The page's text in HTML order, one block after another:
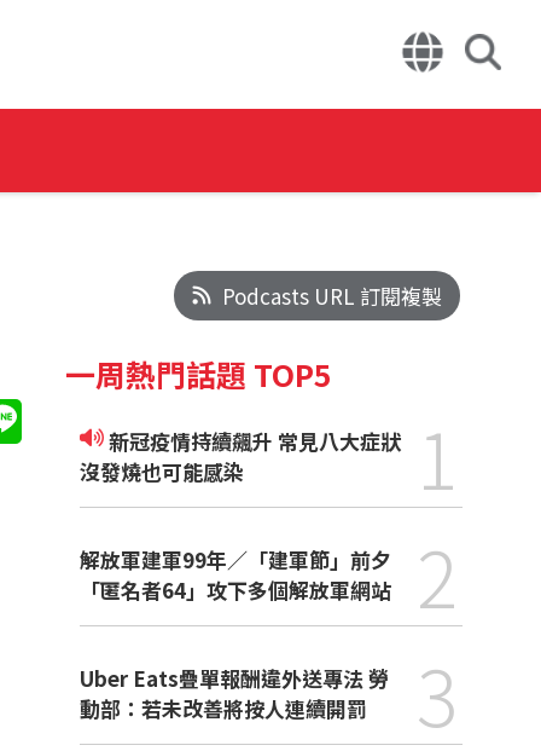
Podcasts URL 訂閱複製
一周熱門話題 TOP5
新冠疫情持續飆升 常見八大症狀
沒發燒也可能感染
1
解放軍建軍99年／「建軍節」前夕
「匿名者64」攻下多個解放軍網站
2
Uber Eats疊單報酬違外送專法 勞
動部：若未改善將按人連續開罰
3